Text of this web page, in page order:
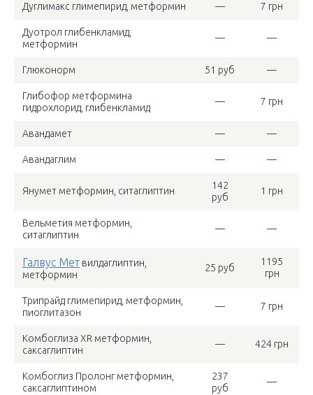
Дуглимакс глимепирид, метформин — 7 грн
Дуотрол глибенкламид,
метформин
— —
Глюконорм 51 руб —
Глибофор метформина
гидрохлорид, глибенкламид
— 7 грн
Авандамет — —
Авандаглим — —
Янумет метформин, ситаглиптин
142
руб
1 грн
Вельметия метформин,
ситаглиптин
— —
Галвус Мет вилдаглиптин,
метформин
25 руб
1195
грн
Трипрайд глимепирид, метформин,
пиоглитазон
— 7 грн
Комбоглиза ХR метформин,
саксаглиптин
— 424 грн
Комбоглиз Пролонг метформин,
саксаглиптином
237
руб
—